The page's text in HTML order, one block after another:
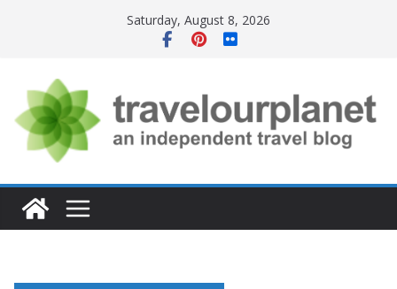
Saturday, August 8, 2026